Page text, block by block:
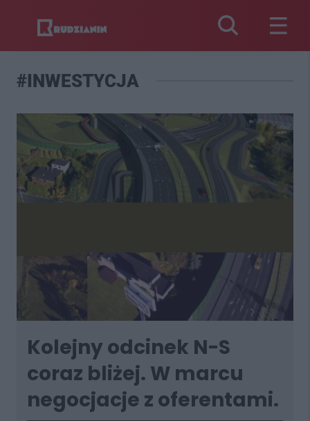
#INWESTYCJA
Kolejny odcinek N-S
coraz bliżej. W marcu
negocjacje z oferentami.